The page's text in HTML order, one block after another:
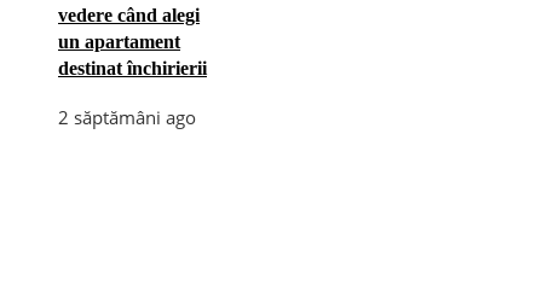
vedere când alegi
un apartament
destinat închirierii
2 săptămâni ago